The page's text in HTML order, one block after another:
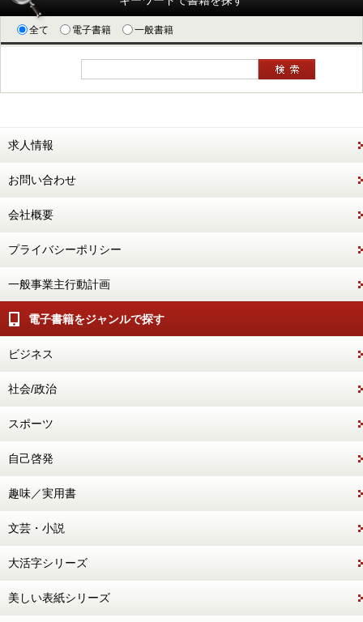
全て 電子書籍 一般書籍
求人情報
お問い合わせ
会社概要
プライバシーポリシー
一般事業主行動計画
電子書籍をジャンルで探す
ビジネス
社会/政治
スポーツ
自己啓発
趣味／実用書
文芸・小説
大活字シリーズ
美しい表紙シリーズ